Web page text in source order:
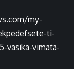
my-
ti-
vasika-vimata-